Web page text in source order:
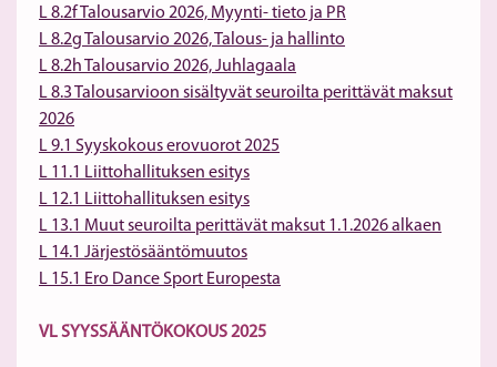
L 8.2f Talousarvio 2026, Myynti- tieto ja PR
L 8.2g Talousarvio 2026, Talous- ja hallinto
L 8.2h Talousarvio 2026, Juhlagaala
L 8.3 Talousarvioon sisältyvät seuroilta perittävät maksut
2026
L 9.1 Syyskokous erovuorot 2025
L 11.1 Liittohallituksen esitys
L 12.1 Liittohallituksen esitys
L 13.1 Muut seuroilta perittävät maksut 1.1.2026 alkaen
L 14.1 Järjestösääntömuutos
L 15.1 Ero Dance Sport Europesta
VL SYYSSÄÄNTÖKOKOUS 2025